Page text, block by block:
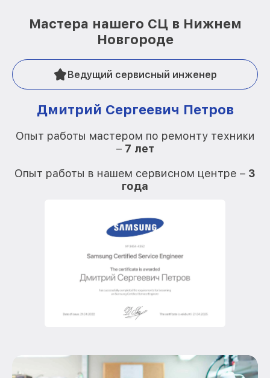
Мастера нашего СЦ в Нижнем
Новгороде
Ведущий сервисный инженер
Дмитрий Сергеевич Петров
Опыт работы мастером по ремонту техники
– 7 лет
Опыт работы в нашем сервисном центре – 3
года